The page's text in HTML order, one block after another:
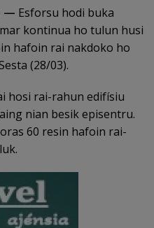
— Esforsu hodi buka
kontinua ho tulun husi
hafoin rai nakdoko ho
(28/03).
hosi rai-rahun edifísiu
nian besik episentru.
60 resin hafoin rai-